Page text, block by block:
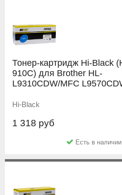
Тонер-картридж Hi-Black
910C) для Brother HL-
L9310CDW/MFC
Hi-Black
1 318 руб
Есть в